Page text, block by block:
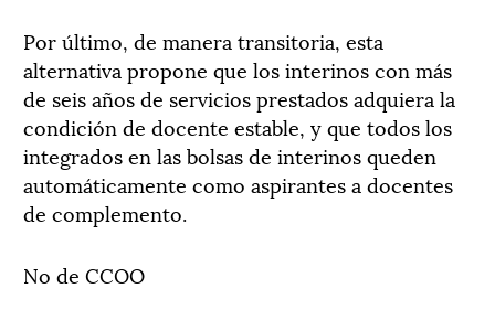
Por último, de manera transitoria, esta
alternativa propone que los interinos con más
de seis años de servicios prestados adquiera la
condición de docente estable, y que todos los
integrados en las bolsas de interinos queden
automáticamente como aspirantes a docentes
de complemento.
No de CCOO